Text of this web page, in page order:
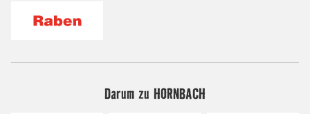
Darum zu HORNBACH